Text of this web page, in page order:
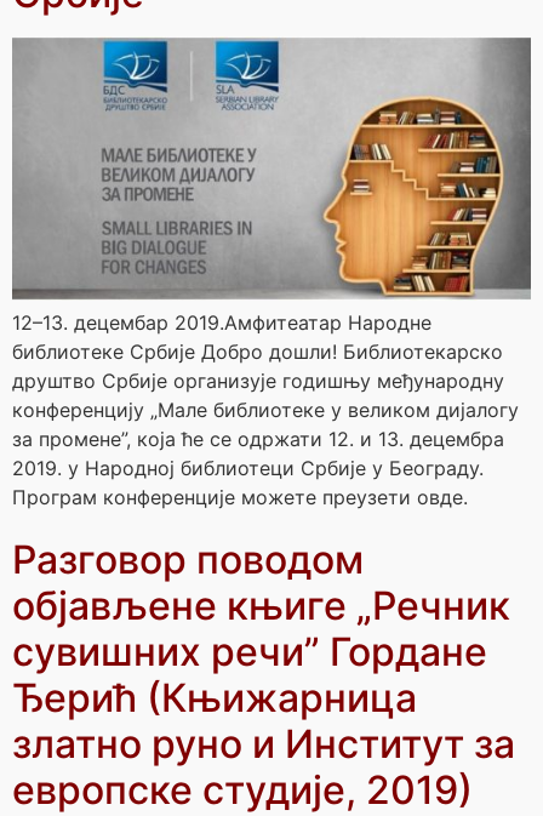
12–13. децембар 2019.Амфитеатар Народне
библиотеке Србије Добро дошли! Библиотекарско
друштво Србије организује годишњу међународну
конференцију „Мале библиотеке у великом дијалогу
за промене”, која ће се одржати 12. и 13. децембра
2019. у Народној библиотеци Србије у Београду.
Програм конференције можете преузети овде.
Разговор поводом
објављене књиге „Речник
сувишних речи” Гордане
Ђерић (Књижарница
златно руно и Институт за
европске студије, 2019)